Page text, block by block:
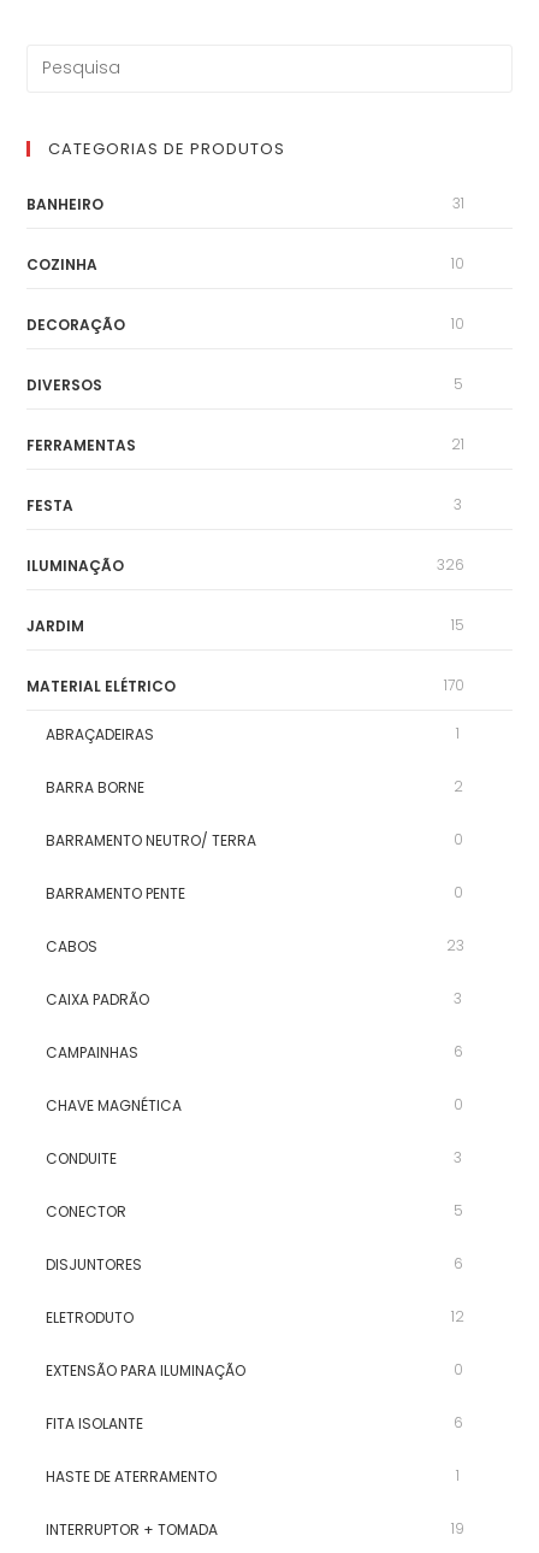
CATEGORIAS DE PRODUTOS
BANHEIRO 31
COZINHA 10
DECORAÇÃO 10
DIVERSOS 5
FERRAMENTAS 21
FESTA 3
ILUMINAÇÃO 326
JARDIM 15
MATERIAL ELÉTRICO 170
ABRAÇADEIRAS 1
BARRA BORNE 2
BARRAMENTO NEUTRO/ TERRA 0
BARRAMENTO PENTE 0
CABOS 23
CAIXA PADRÃO 3
CAMPAINHAS 6
CHAVE MAGNÉTICA 0
CONDUITE 3
CONECTOR 5
DISJUNTORES 6
ELETRODUTO 12
EXTENSÃO PARA ILUMINAÇÃO 0
FITA ISOLANTE 6
HASTE DE ATERRAMENTO 1
INTERRUPTOR + TOMADA 19